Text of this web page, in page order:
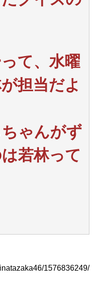
て、水曜
担当だよ
ゃんがず
若林って
1576836249/